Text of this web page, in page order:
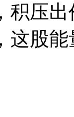
积压
这股